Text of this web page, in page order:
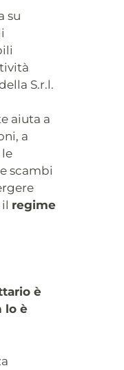
su
S.r.l.
aiuta a
a
scambi
regime
è
lo è